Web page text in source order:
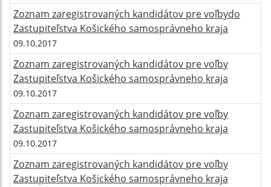
Zoznam zaregistrovaných kandidátov pre voľbydo
Zastupiteľstva Košického samosprávneho kraja
09.10.2017
Zoznam zaregistrovaných kandidátov pre voľby
Zastupiteľstva Košického samosprávneho kraja
09.10.2017
Zoznam zaregistrovaných kandidátov pre voľby
Zastupiteľstva Košického samosprávneho kraja
09.10.2017
Zoznam zaregistrovaných kandidátov pre voľby
Zastupiteľstva Košického samosprávneho kraja